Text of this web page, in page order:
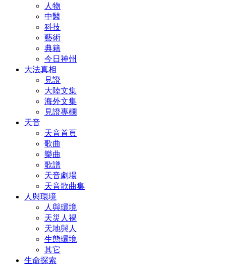
人物
中醫
科技
藝術
典籍
今日神州
大法真相
見證
大陸文集
海外文集
見證專欄
天音
天音首頁
歌曲
樂曲
歌譜
天音劇場
天音歌曲集
人與環境
人與環境
天災人禍
天地與人
生態環境
其它
生命探索